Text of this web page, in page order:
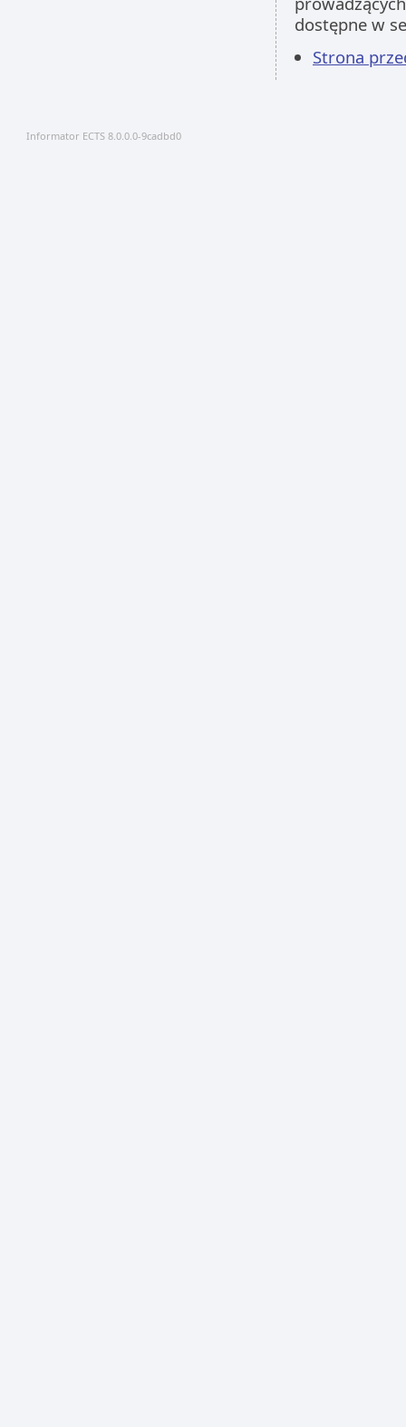
dostępne w
Strona
Informator ECTS 8.0.0.0-9cadbd0